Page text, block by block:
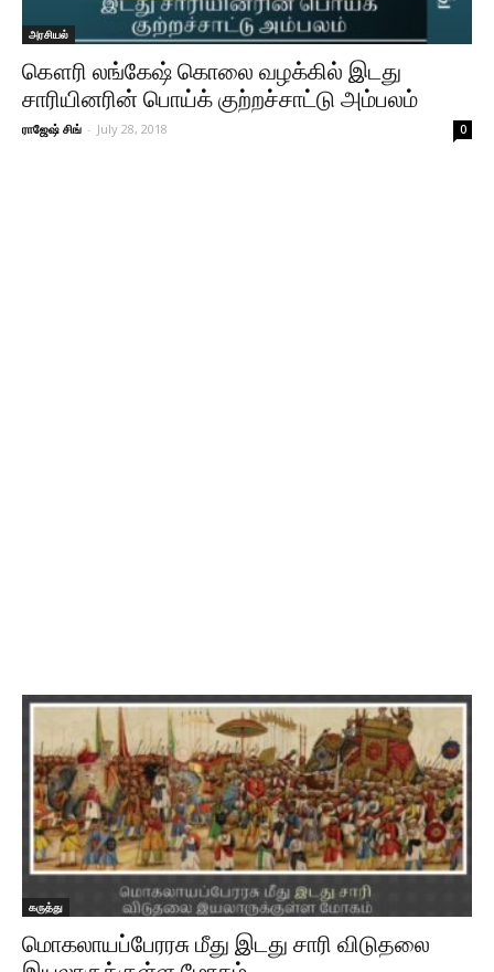
அரசியல்
கௌரி லங்கேஷ் கொலை வழக்கில் இடது
சாரியினரின் பொய்க் குற்றச்சாட்டு அம்பலம்
ராஜேஷ் சிங் - July 28, 2018 0
கருத்து
மொகலாயப்பேரரசு மீது இடது சாரி விடுதலை